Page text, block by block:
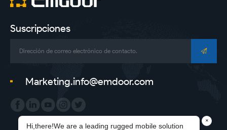
Suscripciones
Marketing.info@emdoor.com